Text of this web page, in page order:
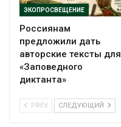
ЭКОПРОСВЕЩЕНИЕ
Россиянам
предложили дать
авторские тексты для
«Заповедного
диктанта»
PREV СЛЕДУЮЩИЙ